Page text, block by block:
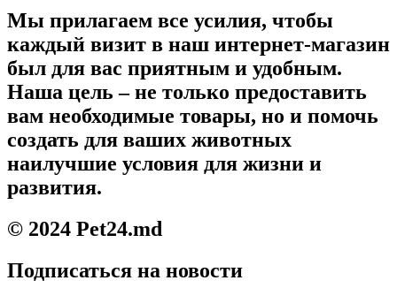
Мы прилагаем все усилия, чтобы
каждый визит в наш интернет-магазин
был для вас приятным и удобным.
Наша цель – не только предоставить
вам необходимые товары, но и помочь
создать для ваших животных
наилучшие условия для жизни и
развития.
© 2024 Pet24.md
Подписаться на новости